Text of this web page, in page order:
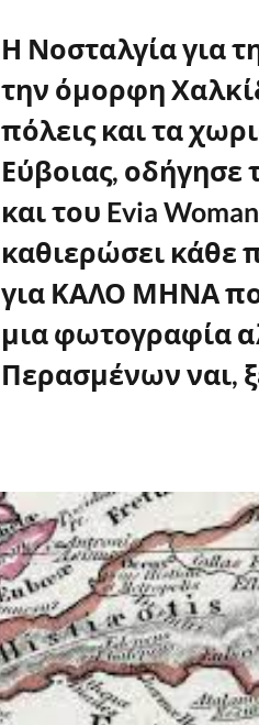
Η Νοσταλγία για
την όμορφη
πόλεις και τα
Εύβοιας, οδήγησε
και του Evia
καθιερώσει κάθε
για ΚΑΛΟ ΜΗΝΑ
μια φωτογραφία
Περασμένων ναι,